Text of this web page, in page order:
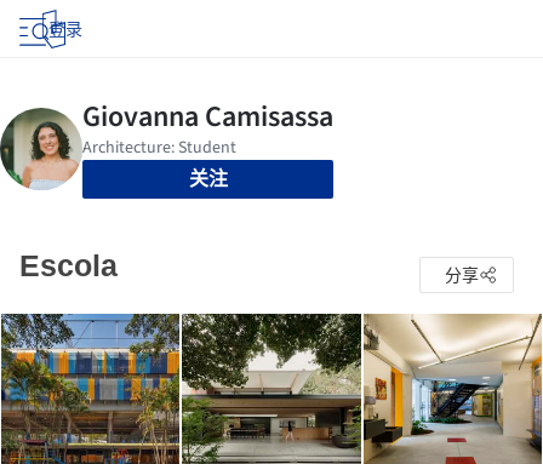
登录
关注
Escola 分享